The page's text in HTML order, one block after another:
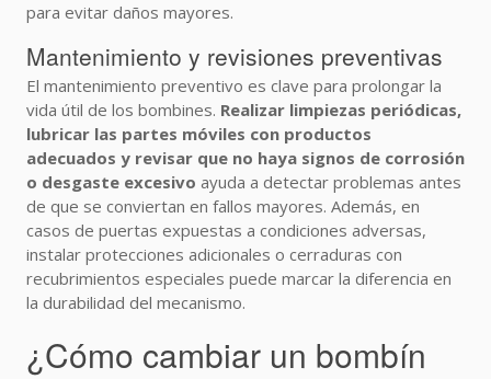
para evitar daños mayores.
Mantenimiento y revisiones preventivas
El mantenimiento preventivo es clave para prolongar la
vida útil de los bombines. Realizar limpiezas periódicas,
lubricar las partes móviles con productos
adecuados y revisar que no haya signos de corrosión
o desgaste excesivo ayuda a detectar problemas antes
de que se conviertan en fallos mayores. Además, en
casos de puertas expuestas a condiciones adversas,
instalar protecciones adicionales o cerraduras con
recubrimientos especiales puede marcar la diferencia en
la durabilidad del mecanismo.
¿Cómo cambiar un bombín